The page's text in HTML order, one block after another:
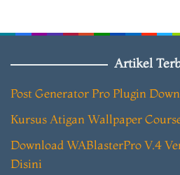
Artikel
Post Generator Pro Plugin
Kursus Atigan Wallpaper
Download WABlasterPro V.4
Disini